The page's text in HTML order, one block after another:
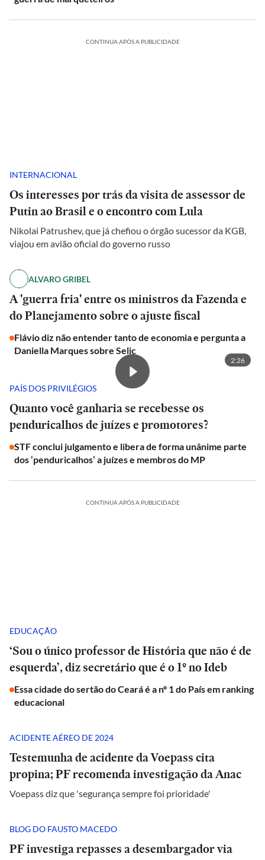
CONTINUA APÓS A PUBLICIDADE
INTERNACIONAL
Os interesses por trás da visita de assessor de
Putin ao Brasil e o encontro com Lula
Nikolai Patrushev, que já chefiou o órgão sucessor da KGB,
viajou em avião oficial do governo russo
ALVARO GRIBEL
A 'guerra fria' entre os ministros da Fazenda e
do Planejamento sobre o ajuste fiscal
Flávio diz não entender tanto de economia e pergunta a
Daniella Marques sobre Selic
2:26
PAÍS DOS PRIVILÉGIOS
Quanto você ganharia se recebesse os
penduricalhos de juízes e promotores?
STF conclui julgamento e libera de forma unânime parte
dos ‘penduricalhos’ a juízes e membros do MP
CONTINUA APÓS A PUBLICIDADE
EDUCAÇÃO
‘Sou o único professor de História que não é de
esquerda’, diz secretário que é o 1º no Ideb
Essa cidade do sertão do Ceará é a nº 1 do País em ranking
educacional
ACIDENTE AÉREO DE 2024
Testemunha de acidente da Voepass cita
propina; PF recomenda investigação da Anac
Voepass diz que 'segurança sempre foi prioridade'
BLOG DO FAUSTO MACEDO
PF investiga repasses a desembargador via